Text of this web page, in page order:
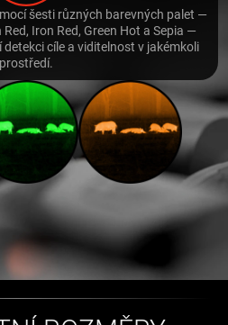
šesti různých barevných palet —
Iron Red, Green Hot a Sepia —
cíle a viditelnost v jakémkoli
prostředí.